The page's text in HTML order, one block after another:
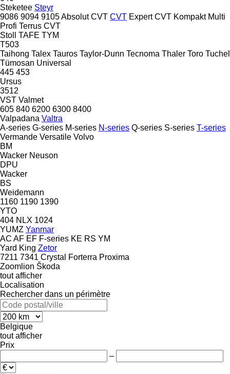
Steketee Steyr
9086 9094 9105Absolut CVT CVT Expert CVT Kompakt Multi
Profi Terrus CVT
Stoll
TAFE TYM
T503
Taihong Talex Tauros Taylor-Dunn Tecnoma Thaler Toro Tuchel
Tümosan Universal
445 453
Ursus
3512
VST Valmet
605 840 6200 6300 8400
Valpadana Valtra
A-series G-series M-series N-series Q-series S-series T-series
Vermande Versatile Volvo
BM
Wacker Neuson
DPU
Wacker
BS
Weidemann
1160 1190 1390
YTO
404 NLX 1024
YUMZ Yanmar
AC AF EF F-series KE RS YM
Yard King Zetor
7211 7341 Crystal Forterra Proxima
Zoomlion Škoda
tout afficher
Localisation
Rechercher dans un périmètre
Belgique
tout afficher
Prix
–